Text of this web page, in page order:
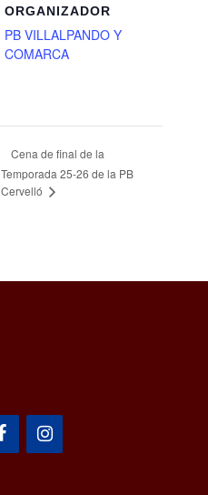
ORGANIZADOR
PB VILLALPANDO Y
COMARCA
Cena de final de la
Temporada 25-26 de la PB
Cervelló